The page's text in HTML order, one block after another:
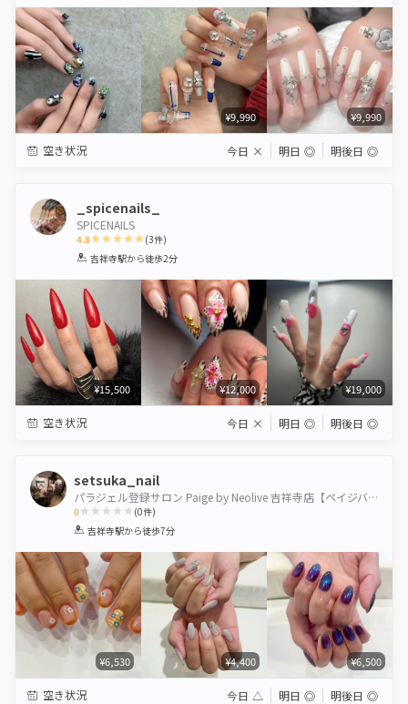
¥9,990 ¥9,990
空き状況 今日 × 明日 ◎ 明後日 ◎
_spicenails_
SPICENAILS
4.8
1 2 3 4 5
(3件)
吉祥寺駅から徒歩2分
¥15,500 ¥12,000 ¥19,000
空き状況 今日 × 明日 ◎ 明後日 ◎
setsuka_nail
パラジェル登録サロン Paige by Neolive 吉祥寺店【ペイジバイネオリーブ】
0
1 2 3 4 5
(0件)
吉祥寺駅から徒歩7分
¥6,530 ¥4,400 ¥6,500
空き状況 今日 △ 明日 ◎ 明後日 ◎